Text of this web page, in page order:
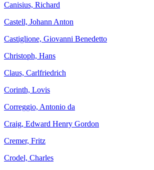
Canisius, Richard
Castell, Johann Anton
Castiglione, Giovanni Benedetto
Christoph, Hans
Claus, Carlfriedrich
Corinth, Lovis
Correggio, Antonio da
Craig, Edward Henry Gordon
Cremer, Fritz
Crodel, Charles